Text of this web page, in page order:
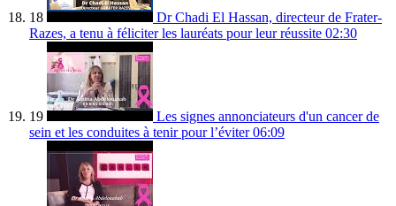
18
Dr Chadi El Hassan, directeur de Frater-
Razes, a tenu à féliciter les lauréats pour leur réussite 02:30
19
Les signes annonciateurs d'un cancer de
sein et les conduites à tenir pour l’éviter 06:09